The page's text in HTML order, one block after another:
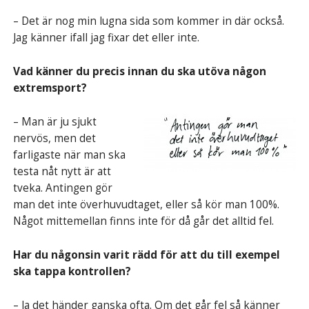
– Det är nog min lugna sida som kommer in där också.
Jag känner ifall jag fixar det eller inte.
Vad känner du precis innan du ska utöva någon
extremsport?
– Man är ju sjukt
nervös, men det
farligaste när man ska
testa nåt nytt är att
tveka. Antingen gör
man det inte överhuvudtaget, eller så kör man 100%.
Något mittemellan finns inte för då går det alltid fel.
Har du någonsin varit rädd för att du till exempel
ska tappa kontrollen?
– Ja det händer ganska ofta. Om det går fel så känner